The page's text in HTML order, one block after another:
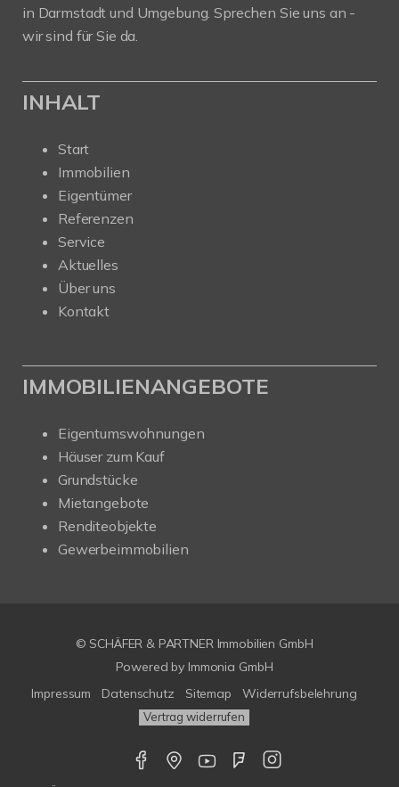
in Darmstadt und Umgebung. Sprechen Sie uns an -
wir sind für Sie da.
INHALT
Start
Immobilien
Eigentümer
Referenzen
Service
Aktuelles
Über uns
Kontakt
IMMOBILIENANGEBOTE
Eigentumswohnungen
Häuser zum Kauf
Grundstücke
Mietangebote
Renditeobjekte
Gewerbeimmobilien
© SCHÄFER & PARTNER Immobilien GmbH
Powered by Immonia GmbH
Impressum
Datenschutz Sitemap Widerrufsbelehrung
Vertrag widerrufen